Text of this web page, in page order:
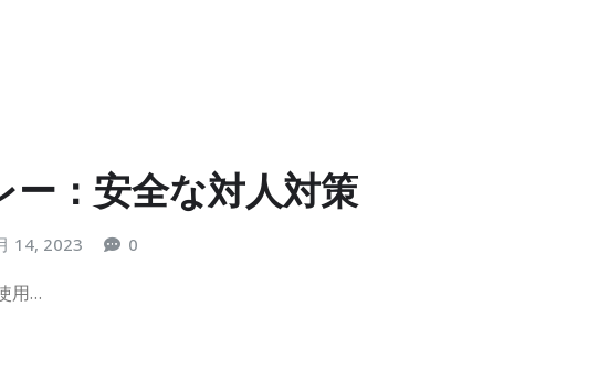
ー：安全な対人対策
14, 2023 0
用…